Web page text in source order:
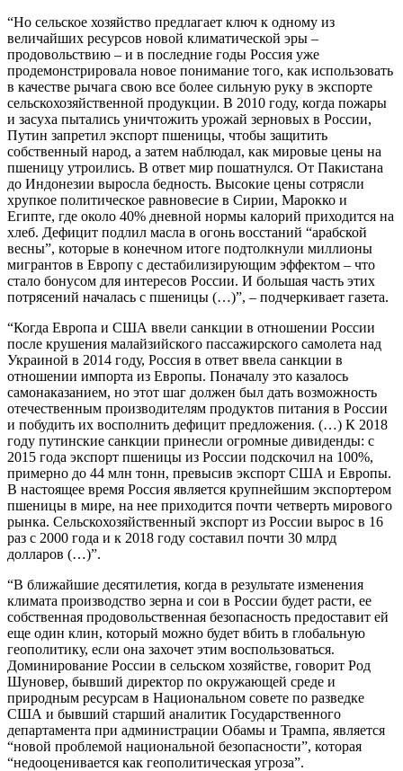
“Но сельское хозяйство предлагает ключ к одному из
величайших ресурсов новой климатической эры –
продовольствию – и в последние годы Россия уже
продемонстрировала новое понимание того, как использовать
в качестве рычага свою все более сильную руку в экспорте
сельскохозяйственной продукции. В 2010 году, когда пожары
и засуха пытались уничтожить урожай зерновых в России,
Путин запретил экспорт пшеницы, чтобы защитить
собственный народ, а затем наблюдал, как мировые цены на
пшеницу утроились. В ответ мир пошатнулся. От Пакистана
до Индонезии выросла бедность. Высокие цены сотрясли
хрупкое политическое равновесие в Сирии, Марокко и
Египте, где около 40% дневной нормы калорий приходится на
хлеб. Дефицит подлил масла в огонь восстаний “арабской
весны”, которые в конечном итоге подтолкнули миллионы
мигрантов в Европу с дестабилизирующим эффектом – что
стало бонусом для интересов России. И большая часть этих
потрясений началась с пшеницы (…)”, – подчеркивает газета.
“Когда Европа и США ввели санкции в отношении России
после крушения малайзийского пассажирского самолета над
Украиной в 2014 году, Россия в ответ ввела санкции в
отношении импорта из Европы. Поначалу это казалось
самонаказанием, но этот шаг должен был дать возможность
отечественным производителям продуктов питания в России
и побудить их восполнить дефицит предложения. (…) К 2018
году путинские санкции принесли огромные дивиденды: с
2015 года экспорт пшеницы из России подскочил на 100%,
примерно до 44 млн тонн, превысив экспорт США и Европы.
В настоящее время Россия является крупнейшим экспортером
пшеницы в мире, на нее приходится почти четверть мирового
рынка. Сельскохозяйственный экспорт из России вырос в 16
раз с 2000 года и к 2018 году составил почти 30 млрд
долларов (…)”.
“В ближайшие десятилетия, когда в результате изменения
климата производство зерна и сои в России будет расти, ее
собственная продовольственная безопасность предоставит ей
еще один клин, который можно будет вбить в глобальную
геополитику, если она захочет этим воспользоваться.
Доминирование России в сельском хозяйстве, говорит Род
Шуновер, бывший директор по окружающей среде и
природным ресурсам в Национальном совете по разведке
США и бывший старший аналитик Государственного
департамента при администрации Обамы и Трампа, является
“новой проблемой национальной безопасности”, которая
“недооценивается как геополитическая угроза”.